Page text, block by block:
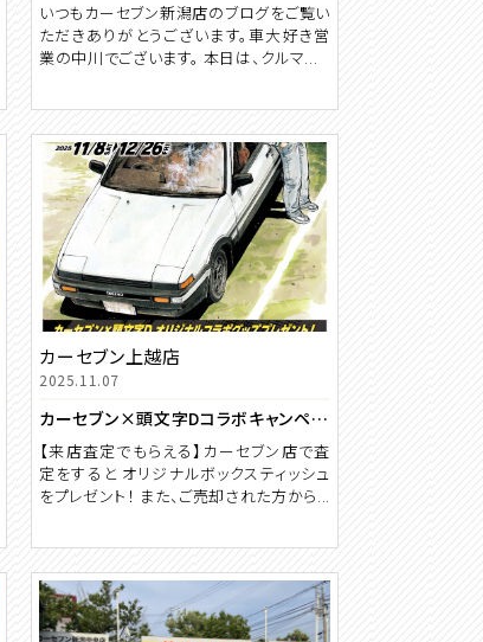
いつもカーセブン新潟店のブログをご覧い
ただきありがとうございます。車大好き営
業の中川でございます。 本日は、クルマ...
カーセブン上越店
2025.11.07
カーセブン×頭文字Dコラボキャンペーン実施中！来店査定でオリジナルグッズをプレゼント！【期間 11月8日～12月26日】
【来店査定でもらえる】カーセブン店で査
定をすると オリジナルボックスティッシュ
をプレゼント！ また、ご売却された方から...